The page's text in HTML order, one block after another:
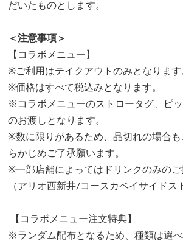
だいたものとします。
＜注意事項＞
【コラボメニュー】
※ご利用はテイクアウトのみとなります
※価格はすべて税込みとなります。
※コラボメニューのストロータグ、ピ
のお渡しとなります。
※数に限りがあるため、品切れの場合
らかじめご了承願います。
※一部店舗によってはドリンクのみの
（アリオ西新井/コースカベイサイドス
【コラボメニュー注文特典】
※ランダム配布となるため、種類は選べ